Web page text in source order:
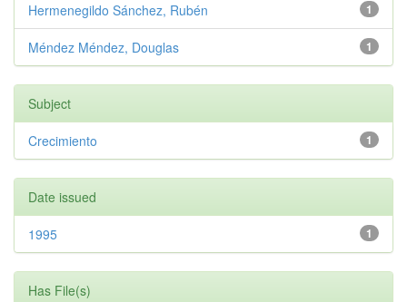
1
Hermenegildo Sánchez, Rubén
1
Méndez Méndez, Douglas
Subject
1
Crecimiento
Date issued
1
1995
Has File(s)